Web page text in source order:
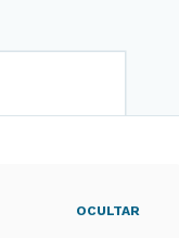
OCULTAR